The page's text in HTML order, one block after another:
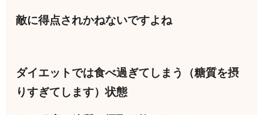
敵に得点されかねないですよね
ダイエットでは食べ過ぎてしまう（糖質を摂
りすぎてします）状態